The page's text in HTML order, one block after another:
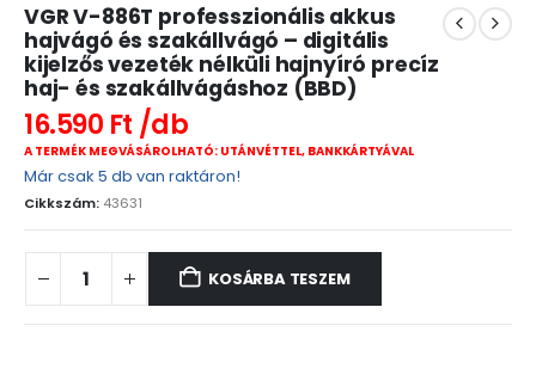
VGR V-886T professzionális akkus
hajvágó és szakállvágó – digitális
kijelzős vezeték nélküli hajnyíró precíz
haj- és szakállvágáshoz (BBD)
16.590 Ft
A TERMÉK MEGVÁSÁROLHATÓ: UTÁNVÉTTEL, BANKKÁRTYÁVAL
Már csak 5 db van raktáron!
Cikkszám: 43631
KOSÁRBA TESZEM